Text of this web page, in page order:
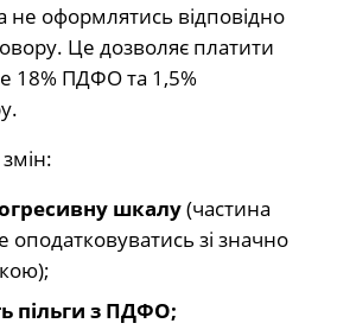
не оформлятись відповідно
Це дозволяє платити
18% ПДФО та 1,5%
шкалу(частина
зі значно
пільги з ПДФО;